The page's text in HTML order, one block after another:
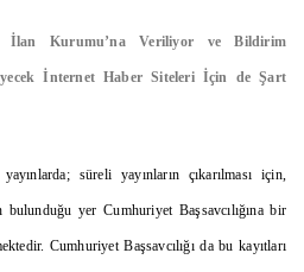
İlan Kurumu’na Veriliyor ve Bildirim
İnternet Haber Siteleri İçin de Şart
süreli yayınların çıkarılması için,
yer Cumhuriyet Başsavcılığına bir
Cumhuriyet Başsavcılığı da bu kayıtları